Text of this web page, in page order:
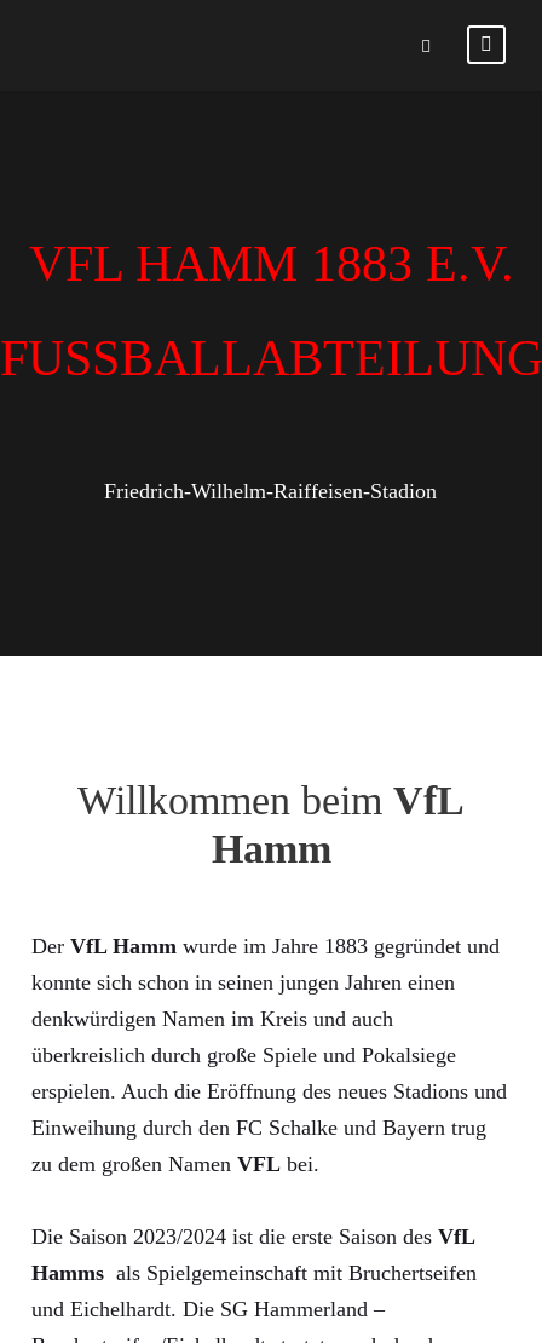
VFL HAMM 1883 E.V.
FUSSBALLABTEILUNG
Friedrich-Wilhelm-Raiffeisen-Stadion
Willkommen beim VfL
Hamm
Der VfL Hamm wurde im Jahre 1883 gegründet und
konnte sich schon in seinen jungen Jahren einen
denkwürdigen Namen im Kreis und auch
überkreislich durch große Spiele und Pokalsiege
erspielen. Auch die Eröffnung des neues Stadions und
Einweihung durch den FC Schalke und Bayern trug
zu dem großen Namen VFL bei.
Die Saison 2023/2024 ist die erste Saison des VfL
Hamms als Spielgemeinschaft mit Bruchertseifen
und Eichelhardt. Die SG Hammerland –